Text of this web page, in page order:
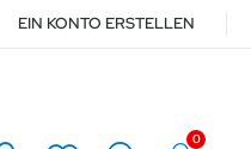
EIN KONTO ERSTELLEN
0Artikel